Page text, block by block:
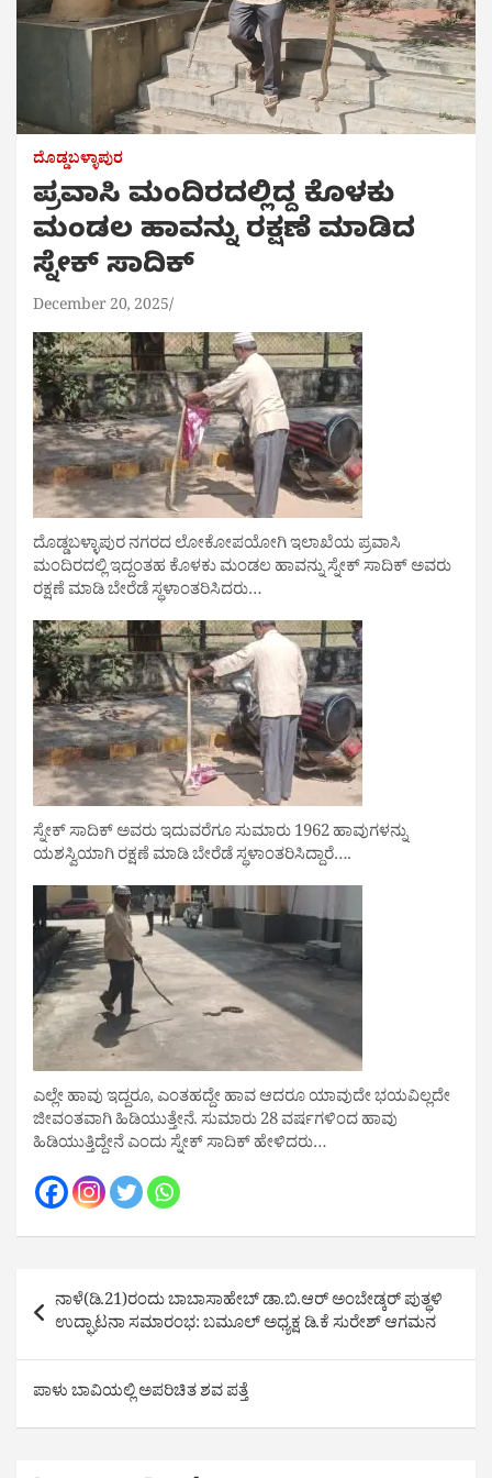
ದೊಡ್ಡಬಳ್ಳಾಪುರ
ಪ್ರವಾಸಿ ಮಂದಿರದಲ್ಲಿದ್ದ ಕೊಳಕು
ಮಂಡಲ ಹಾವನ್ನು ರಕ್ಷಣೆ ಮಾಡಿದ
ಸ್ನೇಕ್ ಸಾದಿಕ್
December 20, 2025
ದೊಡ್ಡಬಳ್ಳಾಪುರ ನಗರದ ಲೋಕೋಪಯೋಗಿ ಇಲಾಖೆಯ ಪ್ರವಾಸಿ
ಮಂದಿರದಲ್ಲಿ ಇದ್ದಂತಹ ಕೊಳಕು ಮಂಡಲ ಹಾವನ್ನು ಸ್ನೇಕ್ ಸಾದಿಕ್ ಅವರು
ರಕ್ಷಣೆ ಮಾಡಿ ಬೇರೆಡೆ ಸ್ಥಳಾಂತರಿಸಿದರು…
ಸ್ನೇಕ್ ಸಾದಿಕ್ ಅವರು ಇದುವರೆಗೂ ಸುಮಾರು 1962 ಹಾವುಗಳನ್ನು
ಯಶಸ್ವಿಯಾಗಿ ರಕ್ಷಣೆ ಮಾಡಿ ಬೇರೆಡೆ ಸ್ಥಳಾಂತರಿಸಿದ್ದಾರೆ….
ಎಲ್ಲೇ ಹಾವು ಇದ್ದರೂ, ಎಂತಹದ್ದೇ ಹಾವ ಆದರೂ ಯಾವುದೇ ಭಯವಿಲ್ಲದೇ
ಜೀವಂತವಾಗಿ ಹಿಡಿಯುತ್ತೇನೆ. ಸುಮಾರು 28 ವರ್ಷಗಳಿಂದ ಹಾವು
ಹಿಡಿಯುತ್ತಿದ್ದೇನೆ ಎಂದು ಸ್ನೇಕ್ ಸಾದಿಕ್ ಹೇಳಿದರು…
Post
navigation
ನಾಳೆ(ಡಿ.21)ರಂದು ಬಾಬಾಸಾಹೇಬ್ ಡಾ.ಬಿ.ಆರ್ ಅಂಬೇಡ್ಕರ್ ಪುತ್ಥಳಿ
ಉದ್ಘಾಟನಾ ಸಮಾರಂಭ: ಬಮೂಲ್ ಅಧ್ಯಕ್ಷ ಡಿ.ಕೆ ಸುರೇಶ್ ಆಗಮನ
ಪಾಳು ಬಾವಿಯಲ್ಲಿ ಅಪರಿಚಿತ ಶವ ಪತ್ತೆ